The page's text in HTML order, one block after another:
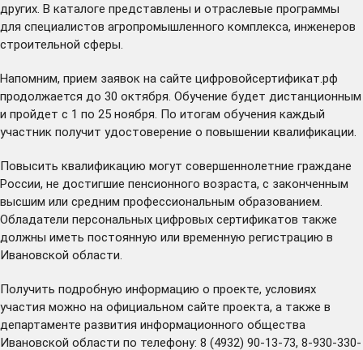
других. В каталоге представлены и отраслевые программы
для специалистов агропромышленного комплекса, инженеров
строительной сферы.
Напомним, прием заявок на сайте цифровойсертификат.рф
продолжается до 30 октября. Обучение будет дистанционным
и пройдет с 1 по 25 ноября. По итогам обучения каждый
участник получит удостоверение о повышении квалификации.
Повысить квалификацию могут совершеннолетние граждане
России, не достигшие пенсионного возраста, с законченным
высшим или средним профессиональным образованием.
Обладатели персональных цифровых сертификатов также
должны иметь постоянную или временную регистрацию в
Ивановской области.
Получить подробную информацию о проекте, условиях
участия можно на официальном сайте проекта, а также в
департаменте развития информационного общества
Ивановской области по телефону: 8 (4932) 90-13-73, 8-930-330-